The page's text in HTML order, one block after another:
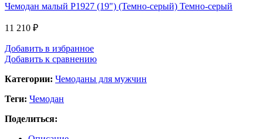
Чемодан малый Р1927 (19") (Темно-серый) Темно-серый
11 210 ₽
Добавить в избранное
Добавить к сравнению
Категории: Чемоданы для мужчин
Теги: Чемодан
Поделиться: